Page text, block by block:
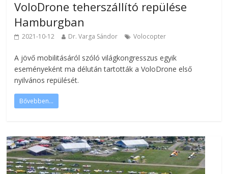
VoloDrone teherszállító repülése
Hamburgban
2021-10-12 Dr. Varga Sándor Volocopter
A jövő mobilitásáról szóló világkongresszus egyik
eseményeként ma délután tartották a VoloDrone első
nyilvános repülését.
Bővebben...